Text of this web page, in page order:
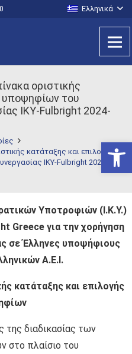
Ελληνικά
οριστικής
υποψηφίων του
ΙΚΥ-Fulbright 2024-
κατάταξης και επιλογής
ΙΚΥ-Fulbright 2024-
Υποτροφιών (Ι.Κ.Υ.)
Greece για την χορήγηση
σε Έλληνες υποψήφιους
Α.Ε.Ι.
κατάταξης και επιλογής
της διαδικασίας των
στο πλαίσιο του